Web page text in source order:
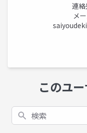
連
メ
このユ
検索